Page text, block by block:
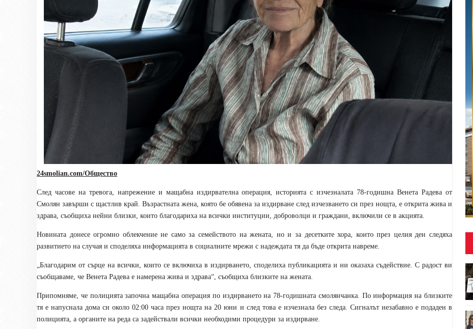
24smolian.com/Общество
След часове на тревога, напрежение и мащабна издирвателна операция, историята с изчезналата 78-годишна Венета Радева от
Смолян завърши с щастлив край. Възрастната жена, която бе обявена за издирване след изчезването си през нощта, е открита жива и
здрава, съобщиха нейни близки, които благодариха на всички институции, доброволци и граждани, включили се в акцията.
Новината донесе огромно облекчение не само за семейството на жената, но и за десетките хора, които през целия ден следяха
развитието на случая и споделяха информацията в социалните мрежи с надеждата тя да бъде открита навреме.
„Благодарим от сърце на всички, които се включиха в издирването, споделиха публикацията и ни оказаха съдействие. С радост ви
съобщаваме, че Венета Радева е намерена жива и здрава“, съобщиха близките на жената.
Припомняме, че полицията започна мащабна операция по издирването на 78-годишната смолянчанка. По информация на близките
тя е напуснала дома си около 02:00 часа през нощта на 20 юни и след това е изчезнала без следа. Сигналът незабавно е подаден в
полицията, а органите на реда са задействали всички необходими процедури за издирване.